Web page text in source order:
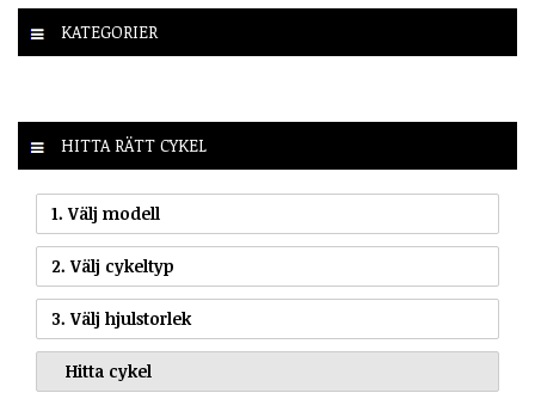
KATEGORIER
HITTA RÄTT CYKEL
1. Välj modell
2. Välj cykeltyp
3. Välj hjulstorlek